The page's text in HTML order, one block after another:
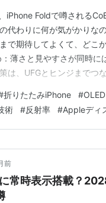
iPhone Foldで噂される
代わりに何が気がかりな
で期待してよくて、どこ
薄さと見やすさが同時
は、UFGとヒンジまでつ
番で解こうとしています
、となりです…
折りたたみiPhone #OLED
術 #反射率 #Appleディ
前
常時表示搭載？